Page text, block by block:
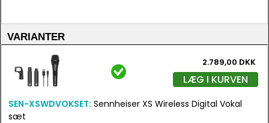
VARIANTER
2.789,00 DKK
LÆG I KURVEN
SEN-XSWDVOKSET: Sennheiser XS Wireless Digital Vokal
sæt